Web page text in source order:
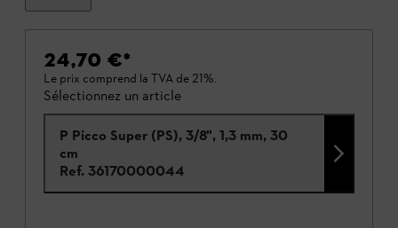
24,70 €*
Le prix comprend la TVA de 21%.
Sélectionnez un article
P Picco Super (PS), 3/8", 1,3 mm, 30
cm
Ref. 36170000044